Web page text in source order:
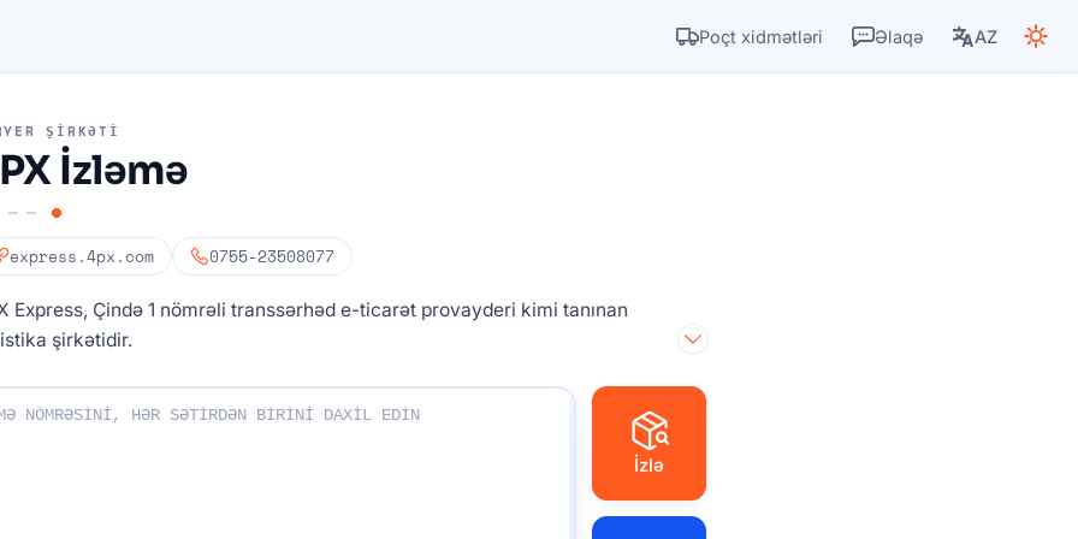
Poçt xidmətləri Əlaqə AZ
ŞIRKƏTI
İzləmə
express.4px.com 0755-23508077
Express, Çində 1 nömrəli transsərhəd e-ticarət provayderi kimi tanınan
şirkətidir.
daxil edin:
İzlə